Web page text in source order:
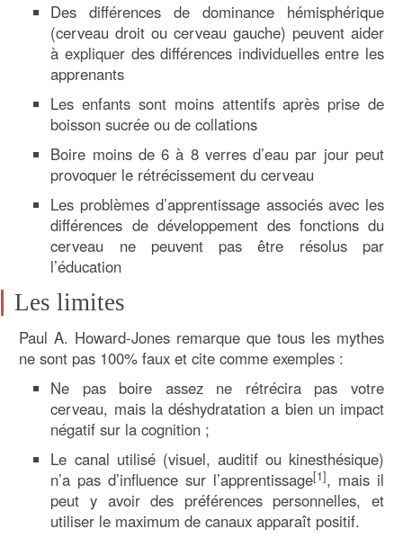
Des différences de dominance hémisphérique
(cerveau droit ou cerveau gauche) peuvent aider
à expliquer des différences individuelles entre les
apprenants
Les enfants sont moins attentifs après prise de
boisson sucrée ou de collations
Boire moins de 6 à 8 verres d’eau par jour peut
provoquer le rétrécissement du cerveau
Les problèmes d’apprentissage associés avec les
différences de développement des fonctions du
cerveau ne peuvent pas être résolus par
l’éducation
Les limites
Paul A. Howard-Jones remarque que tous les mythes
ne sont pas 100% faux et cite comme exemples :
Ne pas boire assez ne rétrécira pas votre
cerveau, mais la déshydratation a bien un impact
négatif sur la cognition ;
Le canal utilisé (visuel, auditif ou kinesthésique)
n’a pas d’influence sur l’apprentissage[1], mais il
peut y avoir des préférences personnelles, et
utiliser le maximum de canaux apparaît positif.